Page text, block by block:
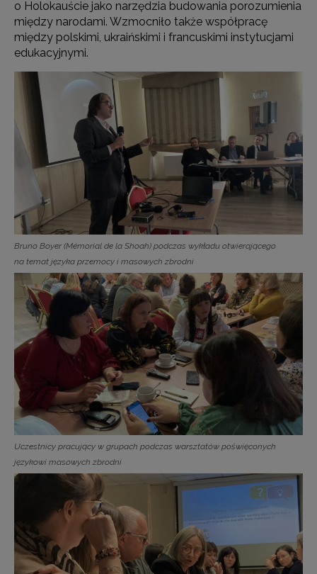
o Holokauście jako narzędzia budowania porozumienia
między narodami. Wzmocniło także współpracę
między polskimi, ukraińskimi i francuskimi instytucjami
edukacyjnymi.
Bruno Boyer (Mémorial de la Shoah) podczas wykładu otwierającego
na temat języka przemocy i masowych zbrodni
Uczestnicy pracujący w grupach podczas warsztatów poświęconych
językowi masowych zbrodni